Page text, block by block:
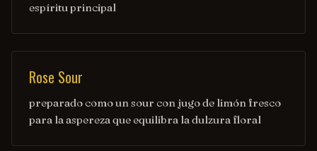
espíritu principal
Rose Sour
preparado como un sour con jugo de limón fresco
para la aspereza que equilibra la dulzura floral